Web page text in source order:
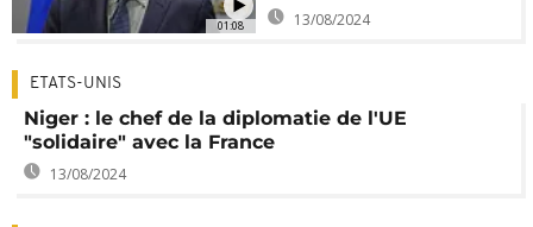
01:08 13/08/2024
ETATS-UNIS
Niger : le chef de la diplomatie de l'UE
"solidaire" avec la France
13/08/2024